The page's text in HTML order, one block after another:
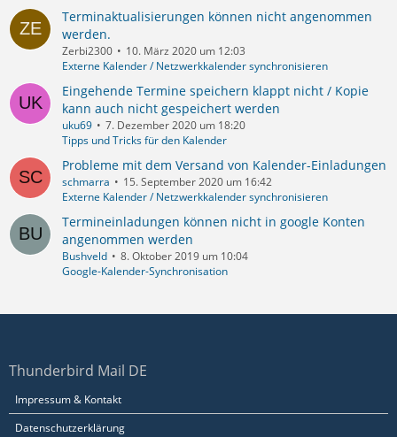
Terminaktualisierungen können nicht angenommen
werden.
Zerbi2300
10. März 2020 um 12:03
Externe Kalender / Netzwerkkalender synchronisieren
Eingehende Termine speichern klappt nicht / Kopie
kann auch nicht gespeichert werden
uku69
7. Dezember 2020 um 18:20
Tipps und Tricks für den Kalender
Probleme mit dem Versand von Kalender-Einladungen
schmarra
15. September 2020 um 16:42
Externe Kalender / Netzwerkkalender synchronisieren
Termineinladungen können nicht in google Konten
angenommen werden
Bushveld
8. Oktober 2019 um 10:04
Google-Kalender-Synchronisation
Thunderbird Mail DE
Impressum & Kontakt
Datenschutzerklärung